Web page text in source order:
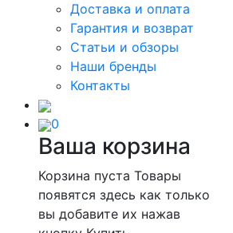
Доставка и оплата
Гарантия и возврат
Статьи и обзоры
Наши бренды
Контакты
0
Ваша корзина
Корзина пустаТовары
появятся здесь как только
вы добавите их нажав